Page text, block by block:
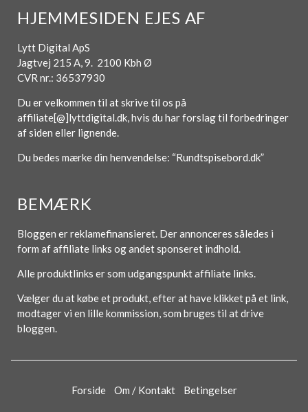
HJEMMESIDEN EJES AF
Lytt Digital ApS
Jagtvej 215 A, 9. 2100 Kbh Ø
CVR nr.: 36537930
Du er velkommen til at skrive til os på
affiliate[@]lyttdigital.dk, hvis du har forslag til forbedringer
af siden eller lignende.
Du bedes mærke din henvendelse: “Rundtspisebord.dk”
BEMÆRK
Bloggen er reklamefinansieret. Der annonceres således i
form af affiliate links og andet sponseret indhold.
Alle produktlinks er som udgangspunkt affiliate links.
Vælger du at købe et produkt, efter at have klikket på et link,
modtager vi en lille kommission, som bruges til at drive
bloggen.
Forside Om / Kontakt Betingelser